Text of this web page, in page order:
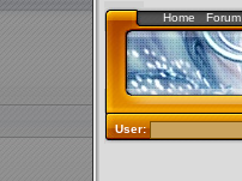
Home Forum
User: